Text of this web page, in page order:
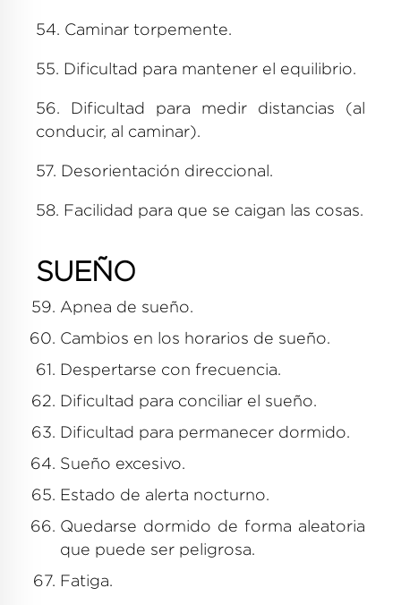
54. Caminar torpemente.
55. Dificultad para mantener el equilibrio.
56. Dificultad para medir distancias (al
conducir, al caminar).
57. Desorientación direccional.
58. Facilidad para que se caigan las cosas.
SUEÑO
Apnea de sueño.
Cambios en los horarios de sueño.
Despertarse con frecuencia.
Dificultad para conciliar el sueño.
Dificultad para permanecer dormido.
Sueño excesivo.
Estado de alerta nocturno.
Quedarse dormido de forma aleatoria
que puede ser peligrosa.
Fatiga.